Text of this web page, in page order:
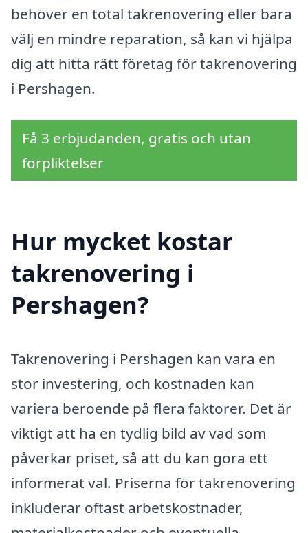
behöver en total takrenovering eller bara
välj en mindre reparation, så kan vi hjälpa
dig att hitta rätt företag för takrenovering
i Pershagen.
Få 3 erbjudanden, gratis och utan
förpliktelser
Hur mycket kostar
takrenovering i
Pershagen?
Takrenovering i Pershagen kan vara en
stor investering, och kostnaden kan
variera beroende på flera faktorer. Det är
viktigt att ha en tydlig bild av vad som
påverkar priset, så att du kan göra ett
informerat val. Priserna för takrenovering
inkluderar oftast arbetskostnader,